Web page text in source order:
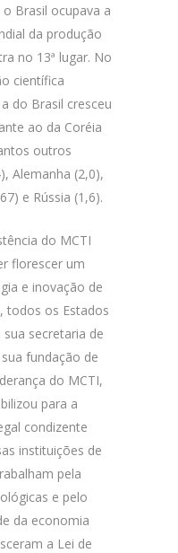
o Brasil ocupava a
da produção
no 13ª lugar. No
científica
do Brasil cresceu
ao da Coréia
outros
Alemanha (2,0),
e Rússia (1,6).
do MCTI
florescer um
e inovação de
todos os Estados
secretaria de
fundação de
do MCTI,
para a
condizente
instituições de
pela
e pelo
da economia
a Lei de